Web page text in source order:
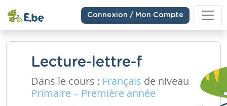
Connexion / Mon Compte
Lecture-lettre-f
Dans le cours : Français de niveau
Primaire – Première année